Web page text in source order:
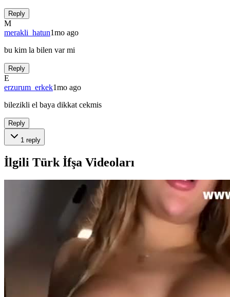
Reply
M
merakli_hatun1mo ago
bu kim la bilen var mi
Reply
E
erzurum_erkek1mo ago
bilezikli el baya dikkat cekmis
Reply
1 reply
İlgili Türk İfşa Videoları